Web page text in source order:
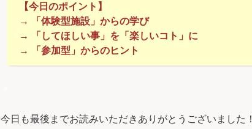
【今日のポイント】
→ 「体験型施設」からの学び
→ 「してほしい事」を「楽しいコト」に
→ 「参加型」からのヒント
今日も最後までお読みいただきありがとうございました！